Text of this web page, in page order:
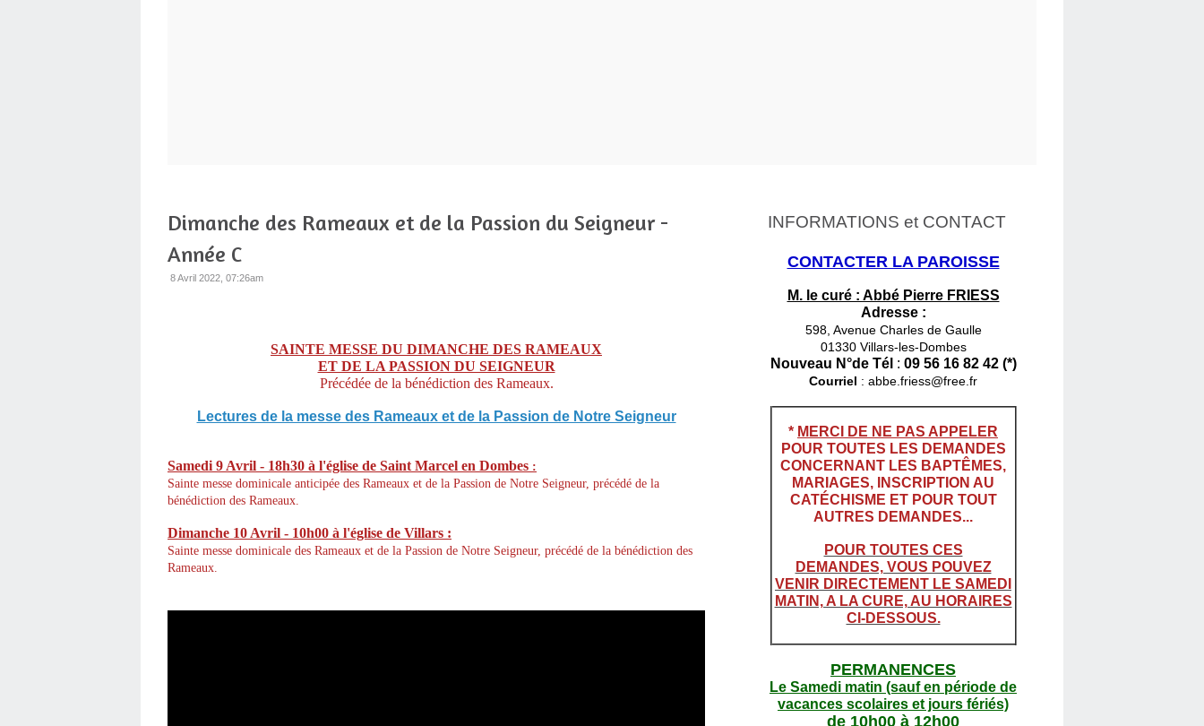
Dimanche des Rameaux et de la Passion du Seigneur -
Année C
8 Avril 2022, 07:26am
SAINTE MESSE DU DIMANCHE DES RAMEAUX
ET DE LA PASSION DU SEIGNEUR
Précédée de la bénédiction des Rameaux.
Lectures de la messe des Rameaux et de la Passion de Notre Seigneur
Samedi 9 Avril - 18h30 à l'église de Saint Marcel en Dombes :
Sainte messe dominicale anticipée des Rameaux et de la Passion de Notre Seigneur, précédé de la
bénédiction des Rameaux.
Dimanche 10 Avril - 10h00 à l'église de Villars :
Sainte messe dominicale des Rameaux et de la Passion de Notre Seigneur, précédé de la bénédiction des
Rameaux.
INFORMATIONS et CONTACT
CONTACTER LA PAROISSE
M. le curé : Abbé Pierre FRIESS
Adresse :
598, Avenue Charles de Gaulle
01330 Villars-les-Dombes
Nouveau N°de Tél : 09 56 16 82 42 (*)
Courriel : abbe.friess@free.fr
* MERCI DE NE PAS APPELER
POUR TOUTES LES DEMANDES
CONCERNANT LES BAPTÊMES,
MARIAGES, INSCRIPTION AU
CATÉCHISME ET POUR TOUT
AUTRES DEMANDES...
POUR TOUTES CES
DEMANDES, VOUS POUVEZ
VENIR DIRECTEMENT LE SAMEDI
MATIN, A LA CURE, AU HORAIRES
CI-DESSOUS.
PERMANENCES
Le Samedi matin (sauf en période de
vacances scolaires et jours fériés)
de 10h00 à 12h00